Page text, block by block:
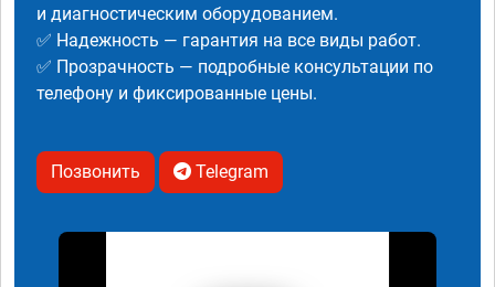
и диагностическим оборудованием.
✅ Надежность — гарантия на все виды работ.
✅ Прозрачность — подробные консультации по
телефону и фиксированные цены.
Позвонить Telegram